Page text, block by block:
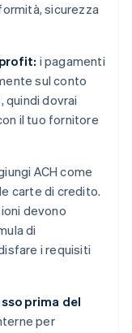
sicurezza
i pagamenti
sul conto
quindi dovrai
il tuo fornitore
ACH come
carte di credito.
devono
di
i requisiti
prima del
per